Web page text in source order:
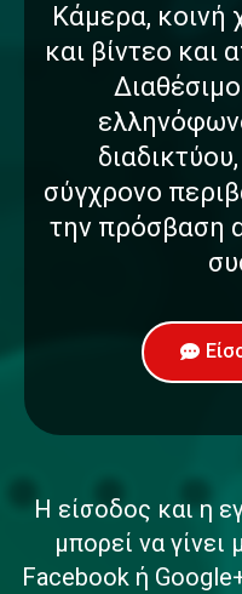
Κάμερα,
και βίντεο και
σύγχρονο
την πρόσβαση
Η είσοδος και η
μπορεί να
Facebook ή